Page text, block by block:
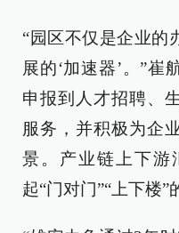
“园区不仅是企业的
展的‘加速器’。”崔
申报到人才招聘、
服务，并积极为企
景。产业链上下游
起“门对门”“上下楼”